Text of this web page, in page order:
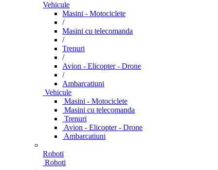
Vehicule
Masini - Motociclete
/
Masini cu telecomanda
/
Trenuri
/
Avion - Elicopter - Drone
/
Ambarcatiuni
Vehicule
Masini - Motociclete
Masini cu telecomanda
Trenuri
Avion - Elicopter - Drone
Ambarcatiuni
Roboti
Roboti